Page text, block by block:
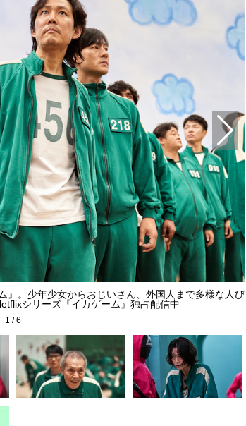
』。少年少女からおじいさん、外国人まで多様な人び
シリーズ『イカゲーム』独占配信中
1 /6